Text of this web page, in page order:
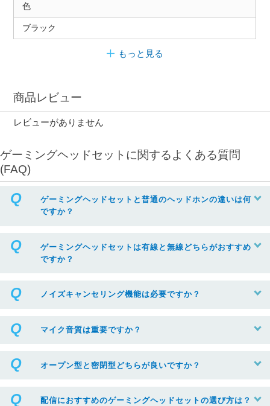
色
ブラック
もっと見る
商品レビュー
レビューがありません
ゲーミングヘッドセットに関するよくある質問
(FAQ)
ゲーミングヘッドセットと普通のヘッドホンの違いは何
ですか？
ゲーミングヘッドセットは有線と無線どちらがおすすめ
ですか？
ノイズキャンセリング機能は必要ですか？
マイク音質は重要ですか？
オープン型と密閉型どちらが良いですか？
配信におすすめのゲーミングヘッドセットの選び方は？